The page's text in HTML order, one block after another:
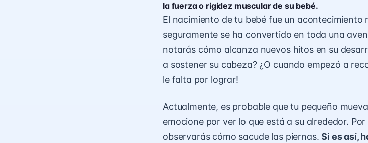
la fuerza o rigidez muscular de su bebé.
El nacimiento de tu bebé fue un acontecimiento
seguramente se ha convertido en toda una
notarás cómo alcanza nuevos hitos en su
a sostener su cabeza? ¿O cuando empezó a
le falta por lograr!
Actualmente, es probable que tu pequeño
emocione por ver lo que está a su alrededor.
observarás cómo sacude las piernas.Si es así,